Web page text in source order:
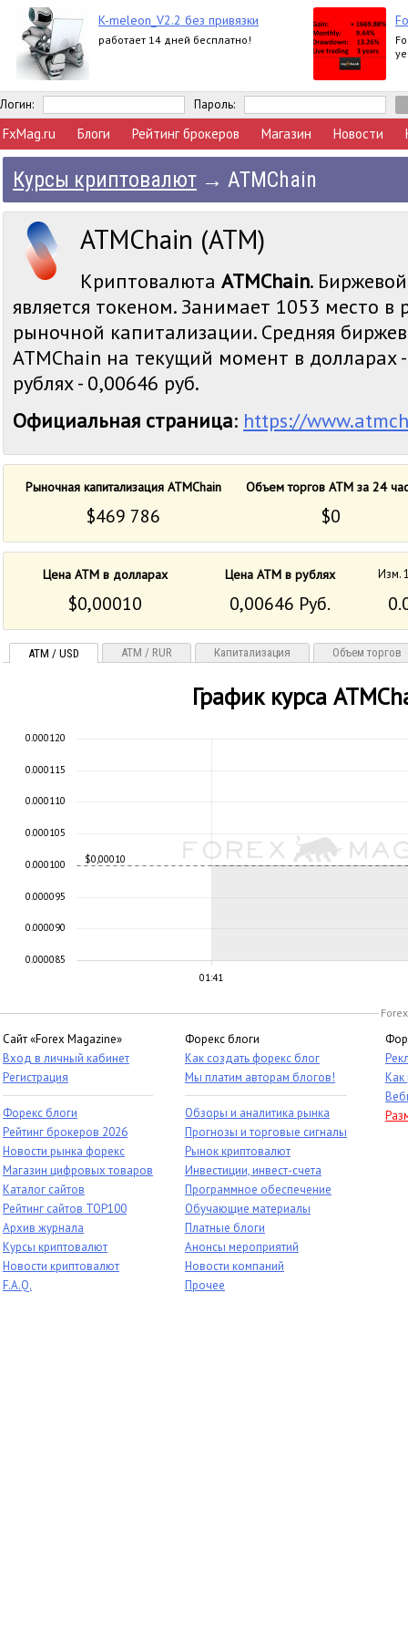
K-meleon_V2.2 без привязки
работает 14 дней бесплатно!
Логин: Пароль:
FxMag.ru Блоги Рейтинг брокеров Магазин Новости
Курсы криптовалют → ATMChain
ATMChain (ATM)
Криптовалюта ATMChain.
является токеном. Занимает 1053 место в
рыночной капитализации. Средняя
ATMChain на текущий момент в долларах
рублях - 0,00646 руб.
Официальная страница: https://
Рыночная капитализация ATMChain Объем торгов ATM за 24
$469 786 $0
Цена ATM в долларах Цена ATM в рублях Изм.
$0,00010 0,00646 Руб.
ATM / USD ATM / RUR Капитализация Объем торгов
График курса
01:41
$0,00010
0.000085
0.000090
0.000095
0.000100
0.000105
0.000110
0.000115
0.000120
Сайт «Forex Magazine»
Вход в личный кабинет
Регистрация
Форекс блоги
Рейтинг брокеров 2026
Новости рынка форекс
Магазин цифровых товаров
Каталог сайтов
Рейтинг сайтов TOP100
Архив журнала
Курсы криптовалют
Новости криптовалют
F.A.Q.
Форекс блоги
Как создать форекс блог
Мы платим авторам блогов!
Обзоры и аналитика рынка
Прогнозы и торговые сигналы
Рынок криптовалют
Инвестиции, инвест-счета
Программное обеспечение
Обучающие материалы
Платные блоги
Анонсы мероприятий
Новости компаний
Прочее
Как